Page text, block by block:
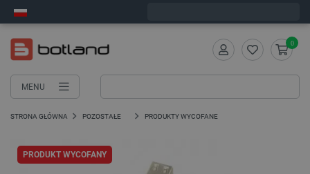
MENU
0
STRONA GŁÓWNA POZOSTAŁE PRODUKTY WYCOFANE
PRODUKT WYCOFANY